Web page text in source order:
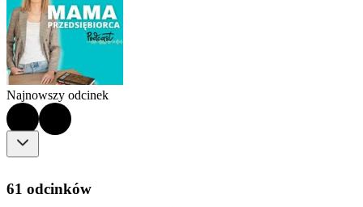
Najnowszy odcinek
61 odcinków